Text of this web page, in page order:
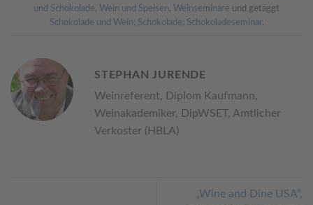
und Schokolade, Wein und Speisen, Weinseminare und getaggt
Schokolade und Wein; Schokolade; Schokoladeseminar.
STEPHAN JURENDE
Weinreferent, Diplom Kaufmann,
Weinakademiker, DipWSET, Amtlicher
Verkoster (HBLA)
„Wine and Dine USA“,